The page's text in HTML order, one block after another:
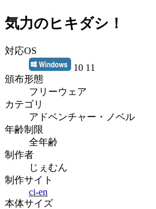
気力のヒキダシ！
対応OS
10 11
頒布形態
フリーウェア
カテゴリ
アドベンチャー・ノベル
年齢制限
全年齢
制作者
じぇむん
制作サイト
ci-en
本体サイズ